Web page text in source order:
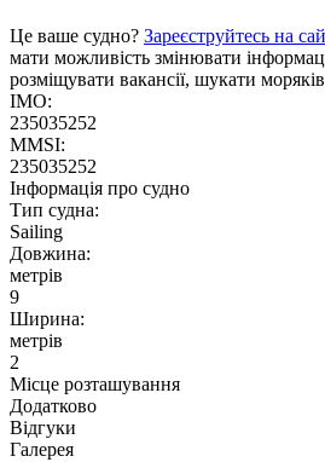
Це ваше судно? Зареєструйтесь на
мати можливість змінювати
розміщувати вакансії, шукати
IMO:
235035252
MMSI:
235035252
Інформація про судно
Тип судна:
Sailing
Довжина:
метрів
9
Ширина:
метрів
2
Місце розташування
Додатково
Відгуки
Галерея